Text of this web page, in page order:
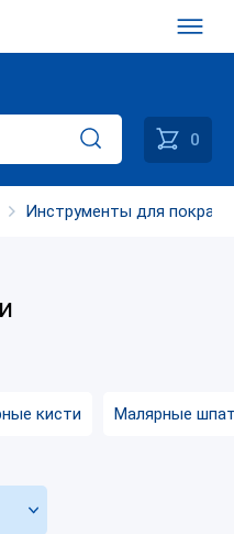
0
Инструменты для
кисти Малярные